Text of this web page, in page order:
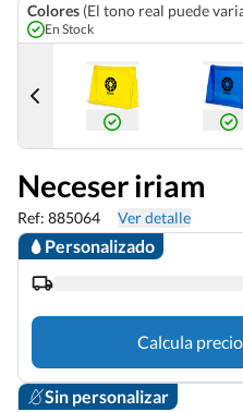
Colores (El tono real puede
En Stock
Neceser iriam
Ref: 885064 Ver detalle
Personalizado
Calcula
Sin personalizar